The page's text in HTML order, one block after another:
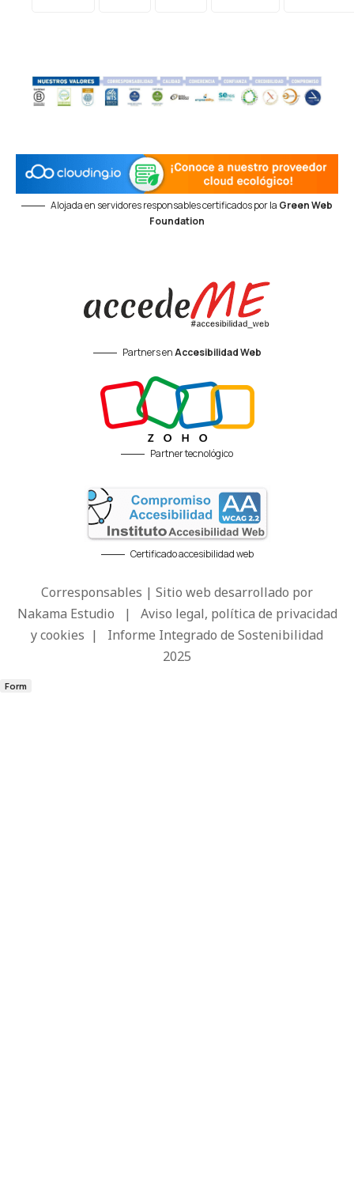
Alojada en servidores responsables certificados por la Green Web
Foundation
Partners enAccesibilidad Web
Partner tecnológico
Certificado accesibilidad web
Corresponsables | Sitio web desarrollado por
Nakama Estudio | Aviso legal, política de privacidad
y cookies | Informe Integrado de Sostenibilidad
2025
Form